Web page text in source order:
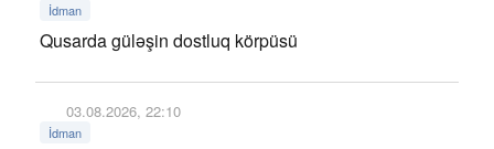
İdman
Qusarda güləşin dostluq körpüsü
03.08.2026, 22:10
İdman